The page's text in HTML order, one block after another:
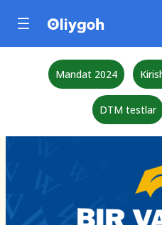
Mandat 2024
DTM testlar